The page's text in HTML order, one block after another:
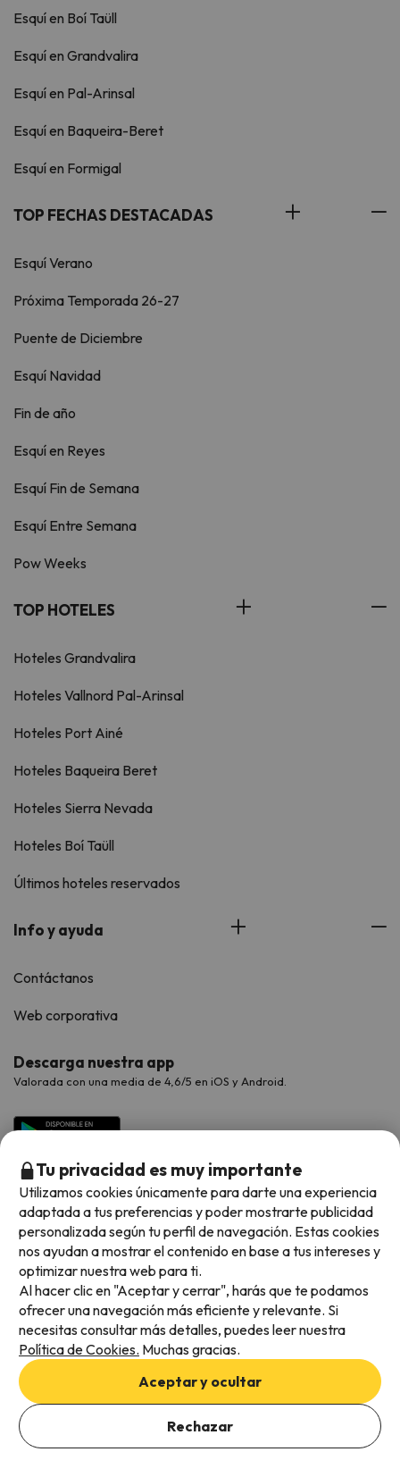
Esquí en Boí Taüll
Esquí en Grandvalira
Esquí en Pal-Arinsal
Esquí en Baqueira-Beret
Esquí en Formigal
TOP FECHAS DESTACADAS
Esquí Verano
Próxima Temporada 26-27
Puente de Diciembre
Esquí Navidad
Fin de año
Esquí en Reyes
Esquí Fin de Semana
Esquí Entre Semana
Pow Weeks
TOP HOTELES
Hoteles Grandvalira
Hoteles Vallnord Pal-Arinsal
Hoteles Port Ainé
Hoteles Baqueira Beret
Hoteles Sierra Nevada
Hoteles Boí Taüll
Últimos hoteles reservados
Info y ayuda
Contáctanos
Web corporativa
Descarga nuestra app
Valorada con una media de 4,6/5 en iOS y Android.
Métodos de pago disponibles
Condiciones generales
Privacidad de datos
Política de cookies
Tu privacidad es muy importante
Utilizamos cookies únicamente para darte una experiencia
adaptada a tus preferencias y poder mostrarte publicidad
personalizada según tu perfil de navegación. Estas cookies
nos ayudan a mostrar el contenido en base a tus intereses y
optimizar nuestra web para ti.
Al hacer clic en "Aceptar y cerrar", harás que te podamos
ofrecer una navegación más eficiente y relevante. Si
necesitas consultar más detalles, puedes leer nuestra
Política de Cookies. Muchas gracias.
Aceptar y ocultar
Rechazar